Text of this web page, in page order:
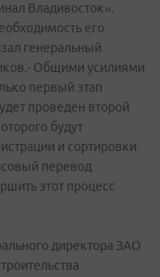
Владивосток».
его
генеральный
Общими усилиями
первый этап
проведен второй
будут
и сортировки
перевод
этот процесс
директора ЗАО